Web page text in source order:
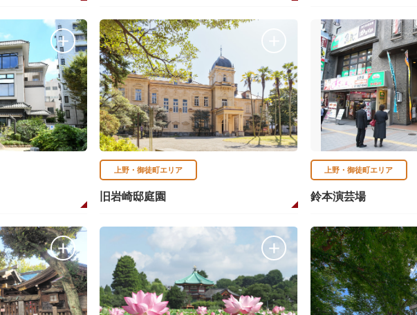
上野・御徒町エリア
旧岩崎邸庭園
上野・御徒町エリア
鈴本演芸場